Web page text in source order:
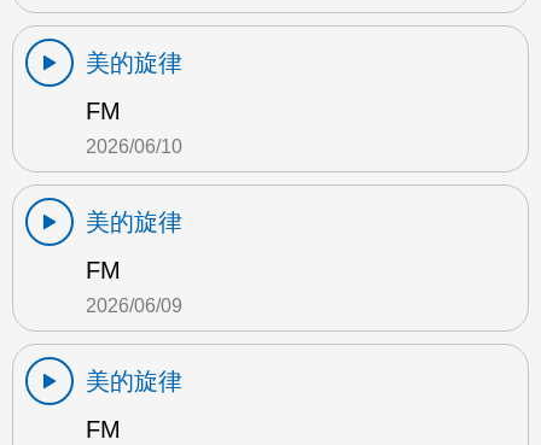
美的旋律
FM
2026/06/10
美的旋律
FM
2026/06/09
美的旋律
FM